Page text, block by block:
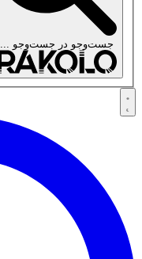
جست‌وجو در جست‌وجو ...